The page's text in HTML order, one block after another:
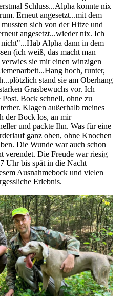
Schluss...Alpha konnte nix
Erneut angesetzt...mit dem
sich von der Hitze und
angesetzt...wieder nix. Ich
Alpha dann in dem
(ich weiß, das macht man
sie mir einen winzigen
hoch, runter,
stand sie am Oberhang
Grasbewuchs vor. Ich
Bock schnell, ohne zu
Klagen außerhalb meines
der Bock los, an mir
und packte Ihn. Was für eine
ganz oben, ohne Knochen
Die Wunde war auch schon
verendet. Die Freude war riesig
Uhr bis spät in die Nacht
Ausnahmebock und vielen
Erlebnis.